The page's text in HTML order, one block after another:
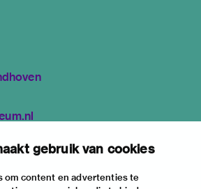
gebruik van cookies
om content en advertenties te